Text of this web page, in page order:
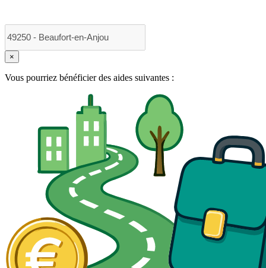
×
Vous pourriez bénéficier des aides suivantes :